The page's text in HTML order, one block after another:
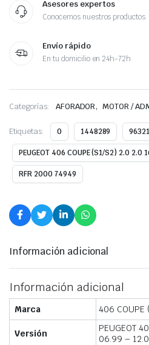
Asesores expertos
Conocemos nuestros productos
Envío rápido
En tu domicilio en 24h-72h
Categorías: AFORADOR, MOTOR /
Etiquetas: 0 1448289
PEUGEOT 406 COUPE (S1/S2) 2.0 2.0
RFR 2000 74949
Información adicional
Información adicional
Marca 406 COUPE
Versión
PEUGEOT
06.99 –